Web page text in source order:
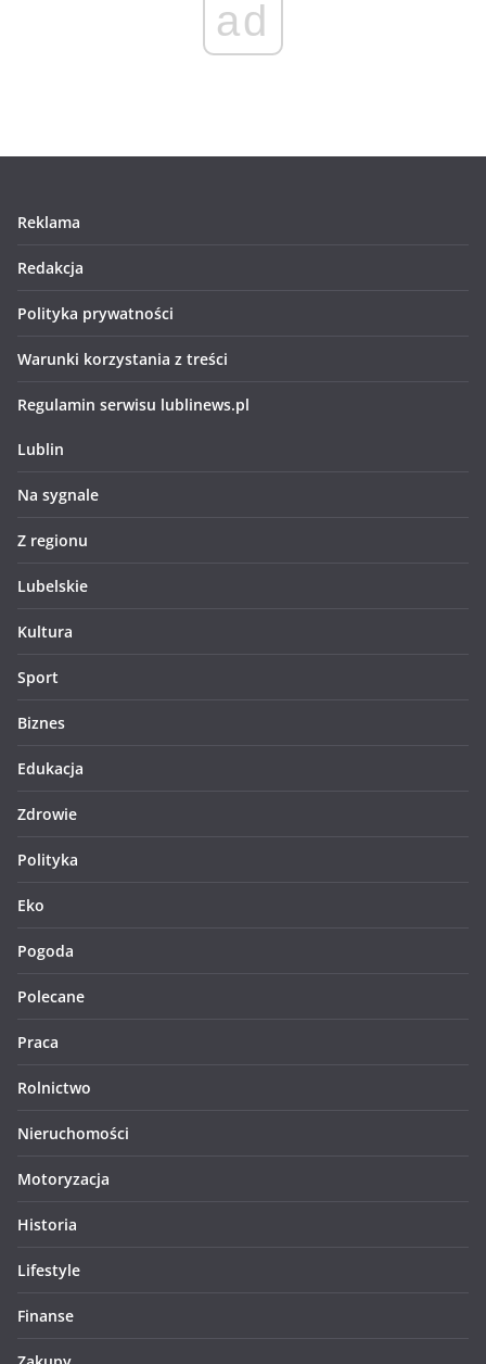
ad
Reklama
Redakcja
Polityka prywatności
Warunki korzystania z treści
Regulamin serwisu lublinews.pl
Lublin
Na sygnale
Z regionu
Lubelskie
Kultura
Sport
Biznes
Edukacja
Zdrowie
Polityka
Eko
Pogoda
Polecane
Praca
Rolnictwo
Nieruchomości
Motoryzacja
Historia
Lifestyle
Finanse